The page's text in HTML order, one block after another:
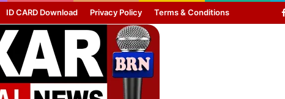
ID CARD Download Privacy Policy Terms & Conditions